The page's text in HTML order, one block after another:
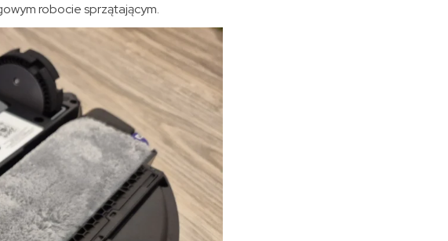
robocie sprzątającym.